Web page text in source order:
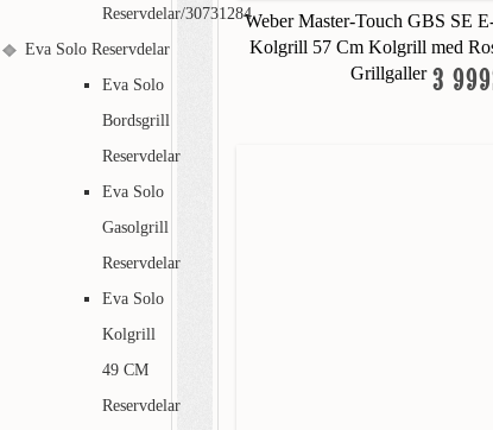
Weber Master-Touch GBS SE
Kolgrill 57 Cm Kolgrill med
Grillgaller 3
Reservdelar/30731284
Eva Solo Reservdelar
Eva Solo
Bordsgrill
Reservdelar
Eva Solo
Gasolgrill
Reservdelar
Eva Solo
Kolgrill
49 CM
Reservdelar